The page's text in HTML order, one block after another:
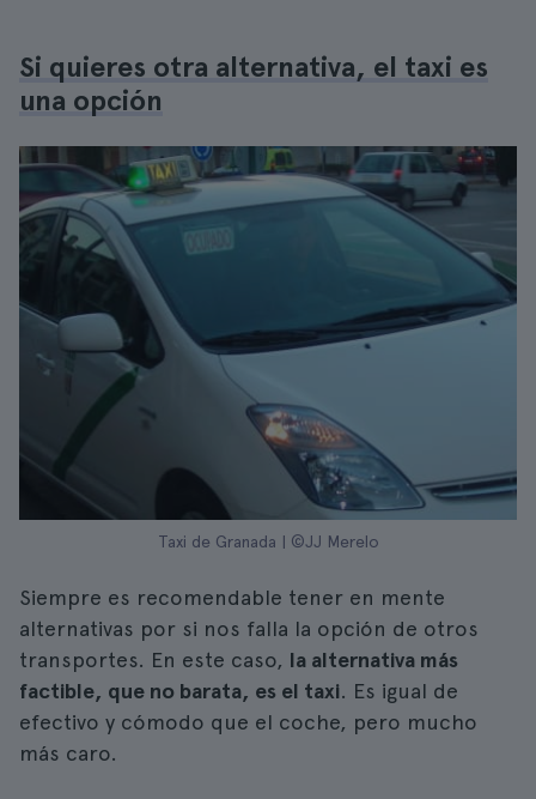
Si quieres otra alternativa, el taxi es
una opción
Taxi de Granada | ©JJ Merelo
Siempre es recomendable tener en mente
alternativas por si nos falla la opción de otros
transportes. En este caso, la alternativa más
factible, que no barata, es el taxi. Es igual de
efectivo y cómodo que el coche, pero mucho
más caro.